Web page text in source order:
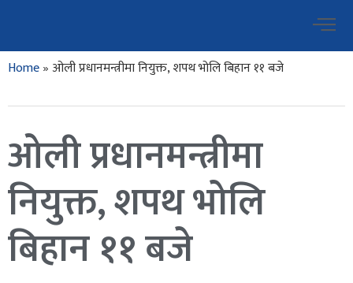
Home» ओली प्रधानमन्त्रीमा नियुक्त, शपथ भोलि बिहान ११ बजे
ओली प्रधानमन्त्रीमा
नियुक्त, शपथ भोलि
बिहान ११ बजे